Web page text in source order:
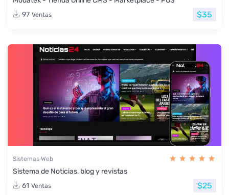
97 Ventas $35
Sistemas Web
Sistema de Noticias, blog y revistas
61 Ventas $25